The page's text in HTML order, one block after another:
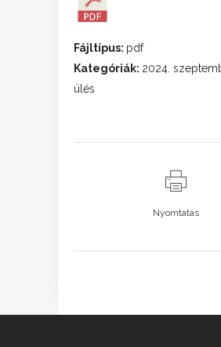
Fájltípus: pdf
Kategóriák: 2024.
ülés
Nyomtatás